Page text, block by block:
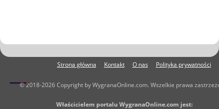
Strona główna Kontakt O nas Polityka prywatności
© 2018-2026 Copyright by WygranaOnline.com. Wszelkie prawa
Właścicielem portalu WygranaOnline.com jest: